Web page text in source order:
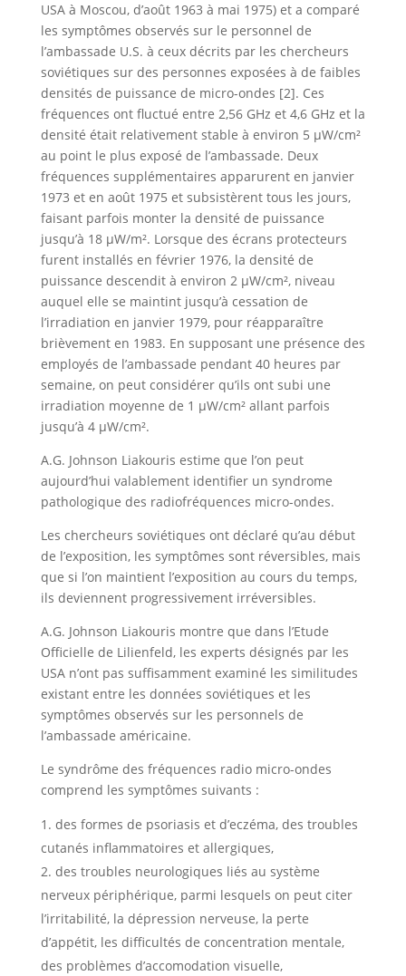
USA à Moscou, d’août 1963 à mai 1975) et a comparé
les symptômes observés sur le personnel de
l’ambassade U.S. à ceux décrits par les chercheurs
soviétiques sur des personnes exposées à de faibles
densités de puissance de micro-ondes [2]. Ces
fréquences ont fluctué entre 2,56 GHz et 4,6 GHz et la
densité était relativement stable à environ 5 µW/cm²
au point le plus exposé de l’ambassade. Deux
fréquences supplémentaires apparurent en janvier
1973 et en août 1975 et subsistèrent tous les jours,
faisant parfois monter la densité de puissance
jusqu’à 18 µW/m². Lorsque des écrans protecteurs
furent installés en février 1976, la densité de
puissance descendit à environ 2 µW/cm², niveau
auquel elle se maintint jusqu’à cessation de
l’irradiation en janvier 1979, pour réapparaître
brièvement en 1983. En supposant une présence des
employés de l’ambassade pendant 40 heures par
semaine, on peut considérer qu’ils ont subi une
irradiation moyenne de 1 µW/cm² allant parfois
jusqu’à 4 µW/cm².
A.G. Johnson Liakouris estime que l’on peut
aujourd’hui valablement identifier un syndrome
pathologique des radiofréquences micro-ondes.
Les chercheurs soviétiques ont déclaré qu’au début
de l’exposition, les symptômes sont réversibles, mais
que si l’on maintient l’exposition au cours du temps,
ils deviennent progressivement irréversibles.
A.G. Johnson Liakouris montre que dans l’Etude
Officielle de Lilienfeld, les experts désignés par les
USA n’ont pas suffisamment examiné les similitudes
existant entre les données soviétiques et les
symptômes observés sur les personnels de
l’ambassade américaine.
Le syndrôme des fréquences radio micro-ondes
comprend les symptômes suivants :
des formes de psoriasis et d’eczéma, des troubles
cutanés inflammatoires et allergiques,
des troubles neurologiques liés au système
nerveux périphérique, parmi lesquels on peut citer
l’irritabilité, la dépression nerveuse, la perte
d’appétit, les difficultés de concentration mentale,
des problèmes d’accomodation visuelle,